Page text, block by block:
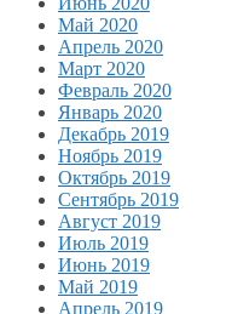
Май 2020
Апрель 2020
Март 2020
Февраль 2020
Январь 2020
Декабрь 2019
Ноябрь 2019
Октябрь 2019
Сентябрь 2019
Август 2019
Июль 2019
Июнь 2019
Май 2019
Апрель 2019